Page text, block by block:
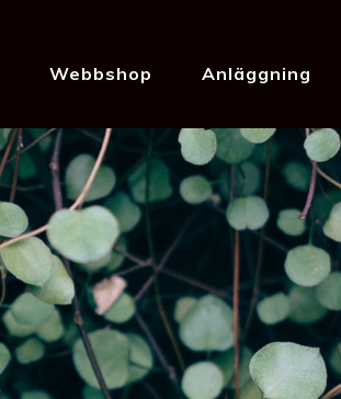
Webbshop Anläggning